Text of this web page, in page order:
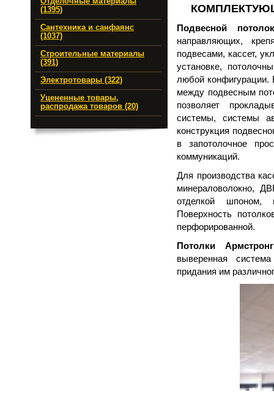
(1395)
Сантехника и санфаянс
(1037)
Строительные материалы
(391)
Электротовары (322)
Уцененные товары,
распродажа товаров (20)
Подвесной
направляющих,
подвесами, кассет,
установке,
любой конфигурации.
между подвесным
позволяет
системы, системы
конструкция
в запотолочное
коммуникаций.
Для производства
минераловолокно,
отделкой шпоном,
Поверхность
перфорированной.
Потолки
выверенная
придания им